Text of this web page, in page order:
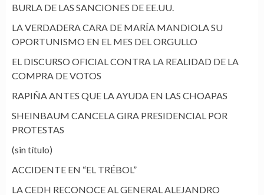
BURLA DE LAS SANCIONES DE EE.UU.
LA VERDADERA CARA DE MARÍA MANDIOLA SU
OPORTUNISMO EN EL MES DEL ORGULLO
EL DISCURSO OFICIAL CONTRA LA REALIDAD DE LA
COMPRA DE VOTOS
RAPIÑA ANTES QUE LA AYUDA EN LAS CHOAPAS
SHEINBAUM CANCELA GIRA PRESIDENCIAL POR
PROTESTAS
(sin título)
ACCIDENTE EN “EL TRÉBOL”
LA CEDH RECONOCE AL GENERAL ALEJANDRO